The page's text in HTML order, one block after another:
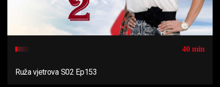
40 min
Ruža vjetrova S02 Ep153